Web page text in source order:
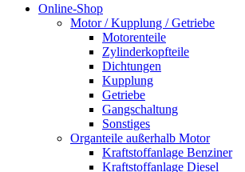
Online-Shop
Motor / Kupplung / Getriebe
Motorenteile
Zylinderkopfteile
Dichtungen
Kupplung
Getriebe
Gangschaltung
Sonstiges
Organteile außerhalb Motor
Kraftstoffanlage Benziner
Kraftstoffanlage Diesel